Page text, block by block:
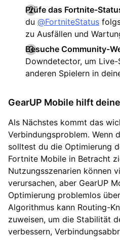
Prüfe das Fortnite-
du @FortniteStatus
zu Ausfällen und
Besuche Community-
Downdetector, um
anderen Spielern in
GearUP Mobile hilft
Als Nächstes kommt das
Verbindungsproblem. Wenn
solltest du die Optimierung
Fortnite Mobile in Betracht
Nutzungsszenarien können
verursachen, aber GearUP
Optimierung problemlos
Algorithmus kann Routing-
zuweisen, um die Stabilität
verbessern,